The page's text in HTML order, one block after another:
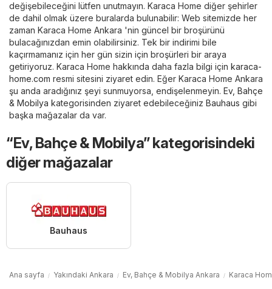
değişebileceğini lütfen unutmayın. Karaca Home diğer şehirler
de dahil olmak üzere buralarda bulunabilir: Web sitemizde her
zaman Karaca Home Ankara 'nin güncel bir broşürünü
bulacağınızdan emin olabilirsiniz. Tek bir indirimi bile
kaçırmamanız için her gün sizin için broşürleri bir araya
getiriyoruz. Karaca Home hakkında daha fazla bilgi için karaca-
home.com resmi sitesini ziyaret edin. Eğer Karaca Home Ankara
şu anda aradığınız şeyi sunmuyorsa, endişelenmeyin. Ev, Bahçe
& Mobilya kategorisinden ziyaret edebileceğiniz Bauhaus gibi
başka mağazalar da var.
“Ev, Bahçe & Mobilya” kategorisindeki
diğer mağazalar
Bauhaus
Ana sayfa Yakındaki Ankara Ev, Bahçe & Mobilya Ankara Karaca